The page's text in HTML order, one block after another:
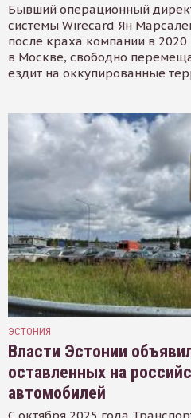
Бывший операционный
системы Wirecard Ян
после краха компании в 2020
в Москве, свободно
ездит на оккупированные
ЭСТОНИЯ
Власти Эстонии
оставленных на
автомобилей